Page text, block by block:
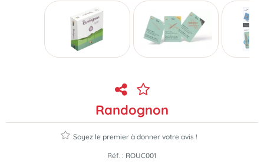
Randognon
Soyez le premier à donner votre avis !
Réf. : ROUC001